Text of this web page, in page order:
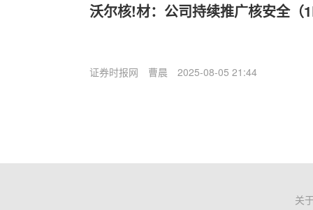
沃尔核!材：公司持续推广核安全（
证券时报网 曹晨 2025-08-05 21:44
关